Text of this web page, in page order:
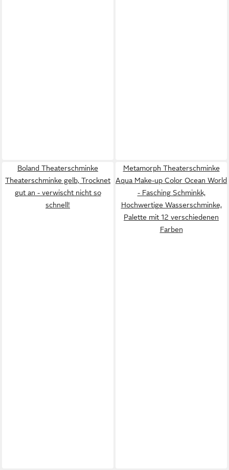
Boland Theaterschminke
Theaterschminke gelb, Trocknet
gut an - verwischt nicht so
schnell!
Metamorph Theaterschminke
Aqua Make-up Color Ocean World
- Fasching Schminkk,
Hochwertige Wasserschminke,
Palette mit 12 verschiedenen
Farben